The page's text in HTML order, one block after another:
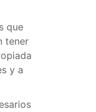
que
tener
y a